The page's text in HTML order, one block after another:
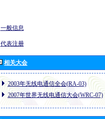
一般信息
代表注册
相关大会
2003年无线电通信全会(RA-03)
2007年世界无线电通信大会(WRC-07)